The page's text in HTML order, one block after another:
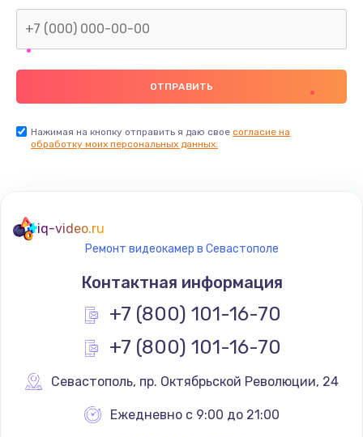
Нажимая на кнопку отправить я даю свое согласие на
обработку моих персональных данных.
iq-video.ru
Ремонт видеокамер в Севастополе
Контактная информация
+7 (800) 101-16-70
+7 (800) 101-16-70
Севастополь, пр. Октябрьской Революции, 24
Ежедневно с 9:00 до 21:00